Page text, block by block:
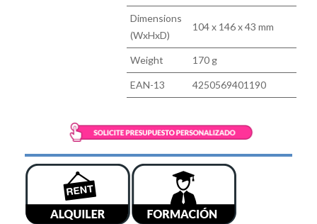
Dimensions
(WxHxD)
104 x 146 x 43 mm
Weight 170 g
EAN-13 4250569401190